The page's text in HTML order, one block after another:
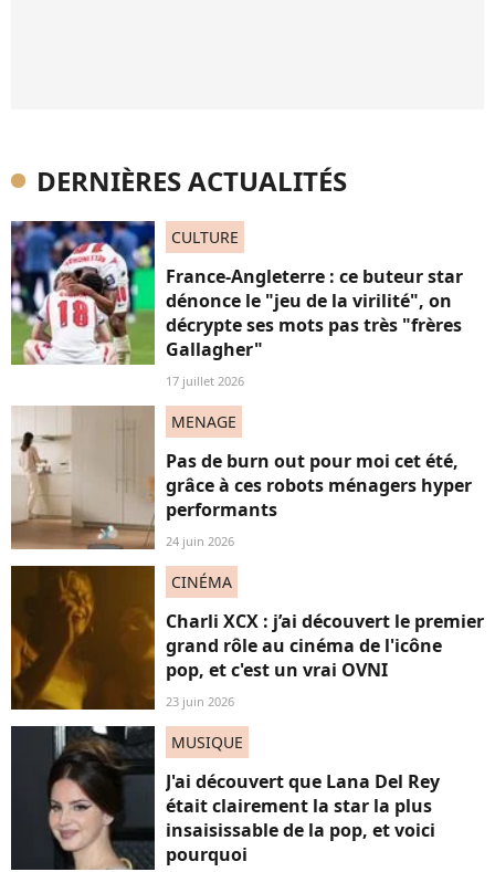
DERNIÈRES ACTUALITÉS
CULTURE
France-Angleterre : ce buteur star
dénonce le "jeu de la virilité", on
décrypte ses mots pas très "frères
Gallagher"
17 juillet 2026
MENAGE
Pas de burn out pour moi cet été,
grâce à ces robots ménagers hyper
performants
24 juin 2026
CINÉMA
Charli XCX : j’ai découvert le premier
grand rôle au cinéma de l'icône
pop, et c'est un vrai OVNI
23 juin 2026
MUSIQUE
J'ai découvert que Lana Del Rey
était clairement la star la plus
insaisissable de la pop, et voici
pourquoi